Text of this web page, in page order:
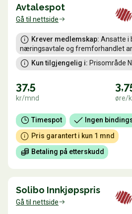
Avtalespot
Gå til nettside
Krever medlemskap: Ansatte i
næringsavtale og fremforhandlet
Kun tilgjengelig i: Prisområde
37,5
kr/mnd øre/
Timespot
Ingen
Pris garantert i kun 1 mnd
Betaling på etterskudd
Solibo Innkjøpspris
Gå til nettside